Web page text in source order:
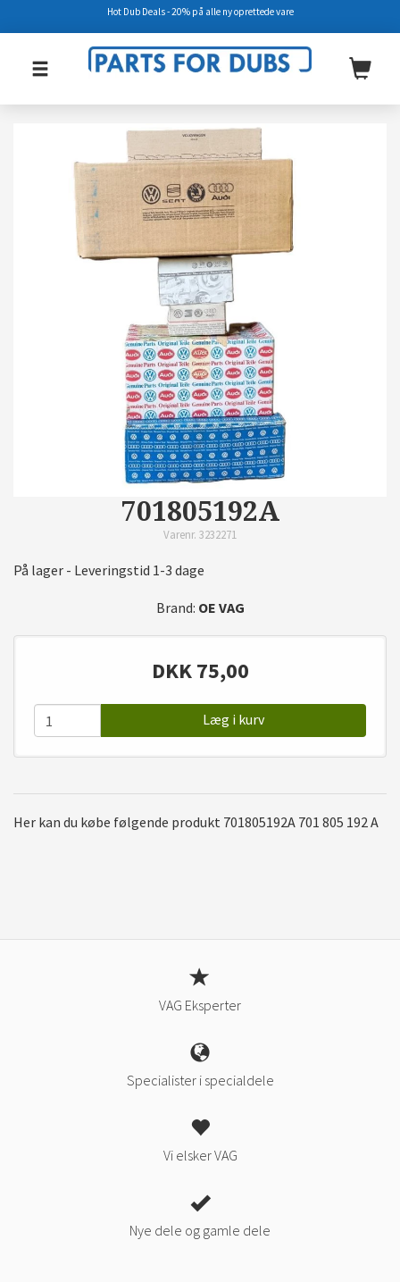
701805192A
Varenr. 3232271
På lager - Leveringstid 1-3 dage
Brand: OE VAG
DKK 75,00
Læg i kurv
Her kan du købe følgende produkt 701805192A 701 805 192 A
VAG Eksperter
Specialister i specialdele
Vi elsker VAG
Nye dele og gamle dele
Hot Dub Deals - 20% på alle ny oprettede vare